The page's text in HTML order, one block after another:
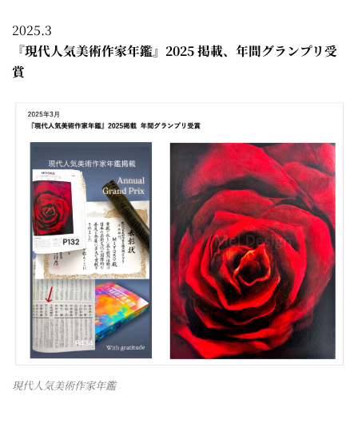
2025.3
『現代人気美術作家年鑑』2025 掲載、年間グランプリ受
賞
現代人気美術作家年鑑